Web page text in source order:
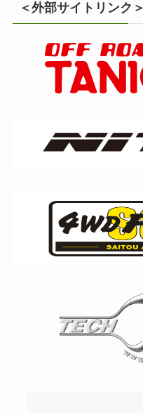
＜外部サイトリンク＞